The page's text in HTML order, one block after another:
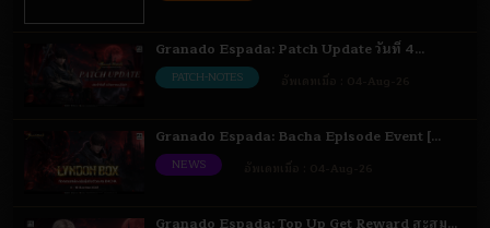
Granado Espada: Patch Update วันที่ 4
สิงหาคม 2569 Highlight
PATCH-NOTES
Granado Espada: Bacha Episode Event [
Bacha ] 4 - 18 ส.ค. 69
NEWS